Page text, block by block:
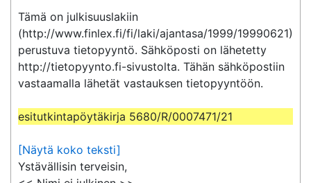
Tämä on julkisuuslakiin
(http://www.finlex.fi/fi/laki/ajantasa/1999/19990621)
perustuva tietopyyntö. Sähköposti on lähetetty
http://tietopyynto.fi-sivustolta. Tähän sähköpostiin
vastaamalla lähetät vastauksen tietopyyntöön.
esitutkintapöytäkirja 5680/R/0007471/21
[Näytä koko teksti]
Ystävällisin terveisin,